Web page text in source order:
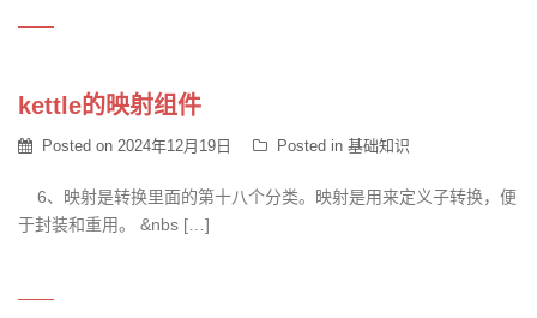
kettle的映射组件
Posted on 2024年12月19日 Posted in 基础知识
6、映射是转换里面的第十八个分类。映射是用来定义子转换，便
于封装和重用。 &nbs […]